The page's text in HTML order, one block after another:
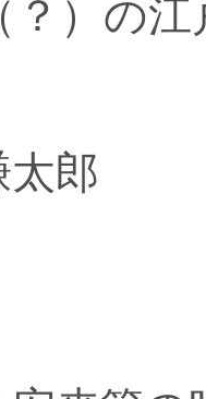
？）の
郎